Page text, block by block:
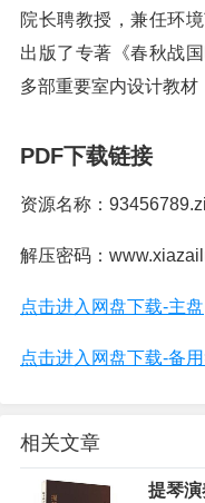
院长聘教授，兼任环
出版了专著《春秋战
多部重要室内设计教材
PDF下载链接
资源名称：
解压密码：
点击进入网盘下载-主盘
点击进入网盘下载-备
相关文章
提琴